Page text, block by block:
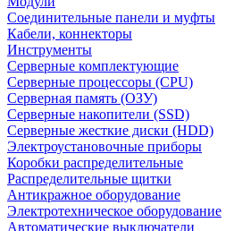
Соединительные панели и муфты
Кабели, коннекторы
Инструменты
Серверные комплектующие
Серверные процессоры (CPU)
Серверная память (ОЗУ)
Серверные накопители (SSD)
Серверные жесткие диски (HDD)
Электроустановочные приборы
Коробки распределительные
Распределительные щитки
Антикражное оборудование
Электротехническое оборудование
Автоматические выключатели